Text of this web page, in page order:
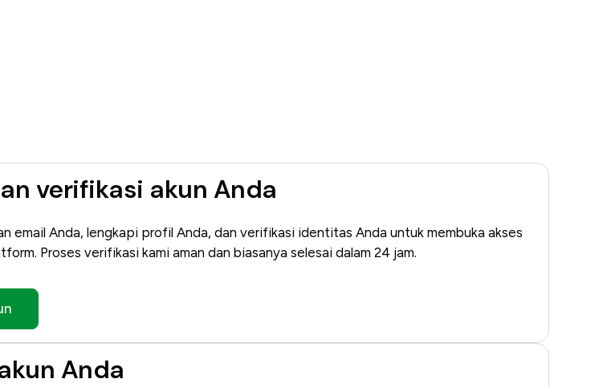
verifikasi akun Anda
email Anda, lengkapi profil Anda, dan verifikasi identitas Anda untuk membuka akses
Proses verifikasi kami aman dan biasanya selesai dalam 24 jam.
Anda